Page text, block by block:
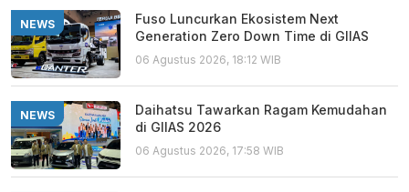
NEWS
Fuso Luncurkan Ekosistem Next
Generation Zero Down Time di GIIAS
06 Agustus 2026, 18:12 WIB
NEWS
Daihatsu Tawarkan Ragam Kemudahan
di GIIAS 2026
06 Agustus 2026, 17:58 WIB